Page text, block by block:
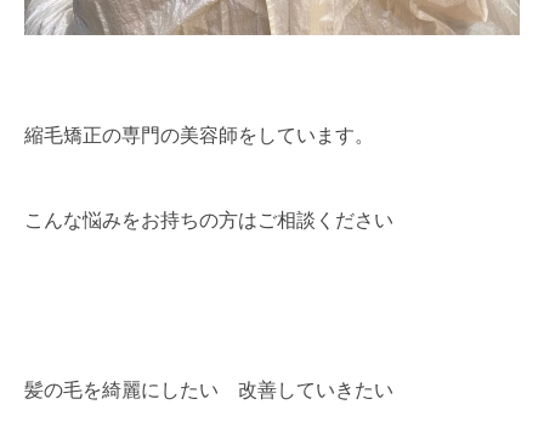
縮毛矯正の専門の美容師をしています。
こんな悩みをお持ちの方はご相談ください
髪の毛を綺麗にしたい 改善していきたい